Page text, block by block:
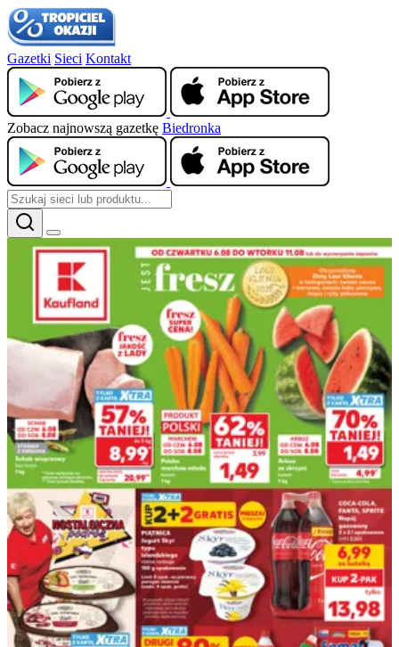
Gazetki Sieci Kontakt
Zobacz najnowszą gazetkę Biedronka